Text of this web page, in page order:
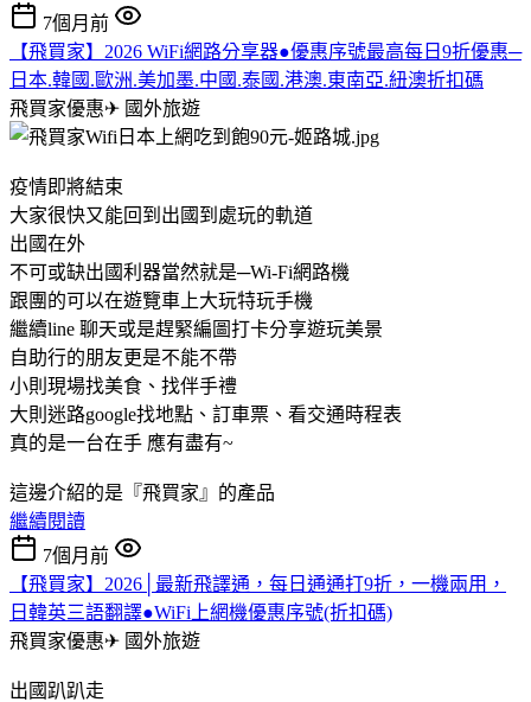
7個月前
【飛買家】2026 WiFi網路分享器●優惠序號最高每日9折優惠─
日本.韓國.歐洲.美加墨.中國.泰國.港澳.東南亞.紐澳折扣碼
飛買家優惠✈ 國外旅遊
疫情即將結束
大家很快又能回到出國到處玩的軌道
出國在外
不可或缺出國利器當然就是─Wi-Fi網路機
跟團的可以在遊覽車上大玩特玩手機
繼續line 聊天或是趕緊編圖打卡分享遊玩美景
自助行的朋友更是不能不帶
小則現場找美食、找伴手禮
大則迷路google找地點、訂車票、看交通時程表
真的是一台在手 應有盡有~
這邊介紹的是『飛買家』的產品
繼續閱讀
7個月前
【飛買家】2026│最新飛譯通，每日通通打9折，一機兩用，
日韓英三語翻譯●WiFi上網機優惠序號(折扣碼)
飛買家優惠✈ 國外旅遊
出國趴趴走